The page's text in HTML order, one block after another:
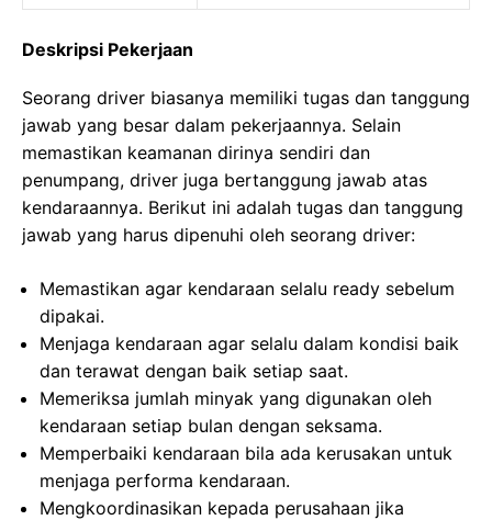
Deskripsi Pekerjaan
Seorang driver biasanya memiliki tugas dan tanggung
jawab yang besar dalam pekerjaannya. Selain
memastikan keamanan dirinya sendiri dan
penumpang, driver juga bertanggung jawab atas
kendaraannya. Berikut ini adalah tugas dan tanggung
jawab yang harus dipenuhi oleh seorang driver:
Memastikan agar kendaraan selalu ready sebelum
dipakai.
Menjaga kendaraan agar selalu dalam kondisi baik
dan terawat dengan baik setiap saat.
Memeriksa jumlah minyak yang digunakan oleh
kendaraan setiap bulan dengan seksama.
Memperbaiki kendaraan bila ada kerusakan untuk
menjaga performa kendaraan.
Mengkoordinasikan kepada perusahaan jika